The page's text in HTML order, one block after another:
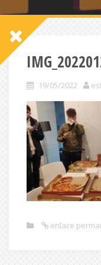
19/05/2022
enlace